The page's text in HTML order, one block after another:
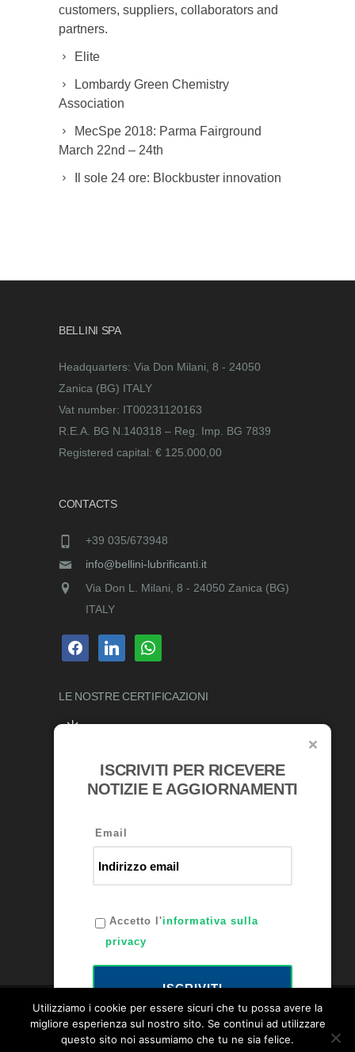
customers, suppliers, collaborators and
partners.
Elite
Lombardy Green Chemistry
Association
MecSpe 2018: Parma Fairground
March 22nd – 24th
Il sole 24 ore: Blockbuster innovation
BELLINI SPA
Headquarters: Via Don Milani, 8 - 24050
Zanica (BG) ITALY
Vat number: IT00231120163
R.E.A. BG N.140318 – Reg. Imp. BG 7839
Registered capital: € 125.000,00
CONTACTS
+39 035/673948
info@bellini-lubrificanti.it
Via Don L. Milani, 8 - 24050 Zanica (BG)
ITALY
facebooklinkedin whatsapp
LE NOSTRECERTIFICAZIONI
AWARDS
Bellini Lubrificanti P.IVA: 00231120163 -
ISCRIVITI PER RICEVERE
NOTIZIE E AGGIORNAMENTI
Email
Accetto l'informativa sulla
privacy
ISCRIVITI
Utilizziamo i cookie per essere sicuri che tu possa avere la
migliore esperienza sul nostro sito. Se continui ad utilizzare
questo sito noi assumiamo che tu ne sia felice.